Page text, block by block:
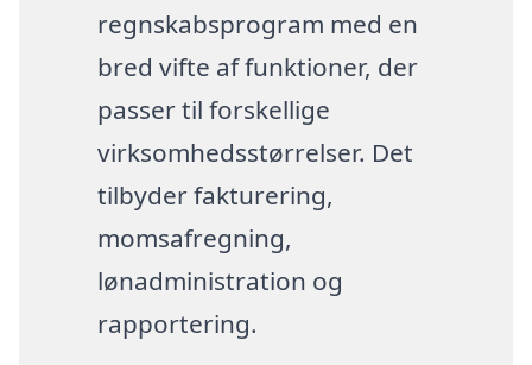
regnskabsprogram med en
bred vifte af funktioner, der
passer til forskellige
virksomhedsstørrelser. Det
tilbyder fakturering,
momsafregning,
lønadministration og
rapportering.